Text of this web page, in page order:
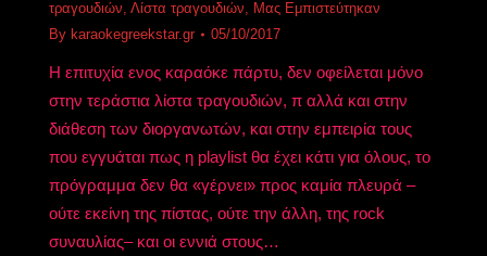
τραγουδιών, Λίστα τραγουδιών, Μας Εμπιστεύτηκαν
By karaokegreekstar.gr 05/10/2017
Η επιτυχία ενος καραόκε πάρτυ, δεν οφείλεται μόνο
στην τεράστια λίστα τραγουδιών, π αλλά και στην
διάθεση των διοργανωτών, και στην εμπειρία τους
που εγγυάται πως η playlist θα έχει κάτι για όλους, το
πρόγραμμα δεν θα «γέρνει» προς καμία πλευρά –
ούτε εκείνη της πίστας, ούτε την άλλη, της rock
συναυλίας– και οι εννιά στους…